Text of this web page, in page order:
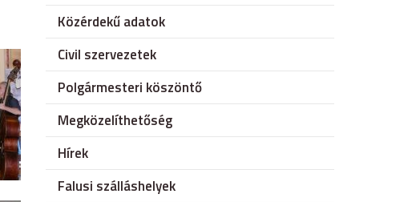
Közérdekű adatok
Civil szervezetek
Polgármesteri köszöntő
Megközelíthetőség
Hírek
Falusi szálláshelyek